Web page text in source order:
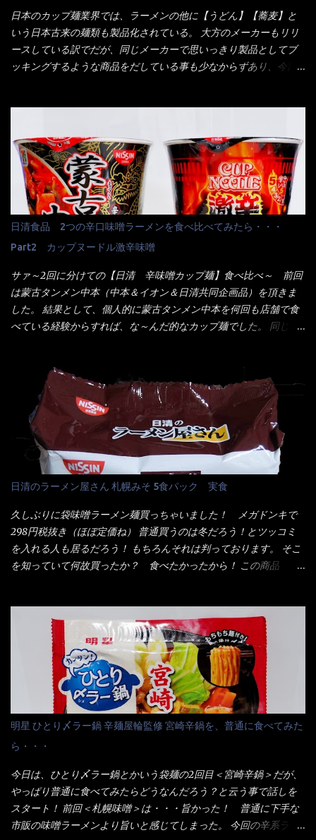
員さんも、アレー？といいながら私が受け付けますので・・・と
消えていった。 タッチパネルのやつ、安いのは嫌うんだな！？こ
のヤロー！ 待つ事暫し・・・10分は越えたと思うけど・・・出て
来ました。 こちらが本日のサラメシ【ホーリーバジル香る、タイ
く行きましたねぇ～ だからタイ料理屋さんには、辛味剤・酢・ナ
いた）が料理に必ず付いてきたものです。 でも流石にファミレ
スでは・・・それは無いね！残念だ～ 今回はすかいらーくグルー
プで、タイ料理をどの様に再現して提供しているか？を見るだけ
だなぁ～ 因みにガパオ＝ホーリーバジルなのです。 肉は通常チ
キンが多く豚や牛もあります。 肉は挽肉みたいなミンチではな
く、粗挽きの肉になるんです。 それに現地バンコクでは、卵は固
焼きが本来です。 今回はほぼ全熟の目玉焼きで、これは日本風
オタイなのと比べれば薄め？ やっぱり調味料の【スパイスガール
ズ】が必要だナァ～ 笑 私は、ブリッキーヌの粉末をよく掛け辛
く...
日本のカップ麺業界では、ラーメンの他に【うどん】【蕎麦】と
いう日本古来の麺類も製品化されている。 大方のメーカーもリリ
ースしている訳でだが、同じメーカーで思いっきり製品としてブ
ッキングするような商品をだしている事も少なからずあり、今回
ている訳で何故に敢えて本商品をリリースするの？ 確かに販売価
格は、緑のたぬきの実売は108円位で、ごつ盛り天ぷらそばは98円
でした。 殆ど変わらないじゃないか！？ そこで何が違うか・・・
メーカーHPから情報を得てみた。 ■原材料 比較（相手に含まれ
て居ない物質を赤色） ☆緑のたぬき 油揚げめん(小麦粉(国内製
造)、そば粉、植物油脂、植物性たん白、食塩、とろろ芋、卵白)、
かやく(小えびてんぷら、 かまぼこ )、添付調味料(砂糖、食塩、し
ょうゆ、魚介エキス、たん白加水分解物、香辛料、ねぎ、香味油
脂)／加工でん粉、調味料(アミノ酸等)、炭酸カルシウム、カラメ
ル色素、リン酸塩(Na)、増粘多糖類、レシチン、酸化防止剤(ビタ
ミンE)、クチナシ色素、ベニコウジ色素、香料、ビタミンB2、ビ
タミンB1、香辛料抽出物、 カロチン色素 、(一部にえび・小麦・
油脂、植物性たん白、食塩、とろろ芋、卵白)、かやく(小えびてん
ぷら)、添付調味料(砂糖、食塩、しょうゆ、魚介エキス、たん白加
水分解物、ねぎ、香辛料、 植物油 、香味油脂)／加工でん粉、調味
料(アミノ酸等)、炭酸カルシウム、カラメル色素、リン酸塩
(Na)、増粘多糖類、レシチン、酸化防止剤(ビタミンE)、クチナシ
色素、香料、ベニコウジ色素、ビタミンB2、ビタミンB1、香辛料
抽出物、(一部にえび・小麦・そば・卵・ さば ・大豆・豚肉・やま
いも・ゼラチンを含む) 材料から見れば、緑のたぬきの方が蒲鉾が
入っている！ あの半円形のヤツね！ それとカロチン色素・・・
さば！？ さばって鯖か？？ サバ読んでないか？？ ■カロリー
比較 緑のたぬき ...
日清食品 2つの辛口味噌ラーメンを食べ比べてみたら・・・
Part2 カップヌードル激辛味噌
サァ～2回に分けての【日清 辛味噌カップ麺】食べ比べ～ 前回
は蒙古タンメン中本（中本＆イオン＆日清共同企画品）を頂きま
した。 結果として、個人的に蒙古タンメン中本を何回も店舗で食
べている経験からすれば、な～んだ的なカップ麺でした。 同じ日
いつきました。 見た目は、炎のシルエットが辛さを醸し出してい
る・・・ でもパッケージに惑わされてはいけない！！ 私はペ
ヤングの【獄激辛焼きそば】を完食した漢だ。 その後の獄激辛カ
レーもな！ 今回、カップヌードル激辛味噌はカップに敢えて辛
さレベルが記載されている。 それはレベル5！ 日清としては最上
位の辛さと云っている訳だ。 昨年モデルも食べてはいるけど、1年
も経つと記憶の彼方に・・・いや歳だから記憶力が、どうのこう
のではない。 記憶に残るだけのインパクトに欠けている商品と
云う事（当時） 開封すると・・・ 小袋なんてありゃしない！ カ
ップヌードルは基本蓋開けて、熱湯を注ぐだけで出来る！それが
デビュー時からの最大のポイント。 だから粉末スープの具も全
部カップの中でカオス状態。 これ特に縦型Bigカップだと、スー
りました～ 熱湯によりカップ内に対流が起こり、表層が泡立っ
ている～ 隣に用意したのが、ホワイトカップ丼型です。 こちら
へ内容物を全て移すのと同時に、スープも満遍なく全体に行き渡
させる。 箸で麺から移動させ、具とスープは最後に移すとこうな
りました。 良い感じではないか！ やはり一部粉末スープが縦型
カップの壁面に残っていたので、ぜーんぶ箸等で落としてホワイ
トカップへ。 まずは麺を見ると、カップヌードルとしては太く平
打ちで縮れてます。 ■蒙古タンメン中本の麺 蒙古タンメンの方
は、やはり太く平打ちですが麺の厚みがあるような・・・ 食感
は、どちらも柔らかいと感じは同じ。 湯に戻りやすい特性が強
いのね。 箸で持ち上げた状態は・・・ ■カップヌードル激辛味噌 ■
蒙古タンメン中本カップ どちらも箸で持ち上げた感じは、重
い！ そう湯を吸って伸びたような麺と云っていいかもしれな
い。 多分麺は、厚みとストレートか...
日清のラーメン屋さん 札幌みそ 5食パック 実食
久しぶりに袋味噌ラーメン麺買っちゃいました！ メガドンキで
298円税抜き（ほぼ定価ね） 普通買うのは冬だろう！とツッコミ
を入れる人も居るだろう！ もちろんそれは判っております。 そこ
を知っていて何故買ったか？ 食べたかったから！ この商品
てみないといけないじゃん！（知るのが遅い） リニューアル前の
は食べた事あるのよ！でもここ数年は、カップ麺の方が話題性も
品揃えも上じゃん！ だって話題性の無いのを食べても・・・しょ
うが無いじゃん！ 日本で話題性が無いのに、外国の人には尚更ね
ぇ～ 袋麺と云えば【サッポロ一番】と云われる程だが、10年位前
に革新的な袋麺が出た！ それは『マルちゃん正麺』と云われる商
品！！ 生麺感覚～と大御所俳優の役所広司を起用したCMで一躍
有名になりTOPに・・・その後ライバルとして日清から【ラ王】
がリリース！つまり今回の【日清のラーメン屋さん】は、袋麺と
しては廉価版のポジション・・・ 事実ラ王は、HPでは別扱い！
本品なんか出前一丁などと一緒くたの扱い。 袋麺はスープは粉末
スープが主流でしょう！？だから味は・・・イマイチ（小生感
覚）と云うのが評価です。 正直現在のインスタント麺では、最先
明星 ひとり〆ラー鍋 辛麺屋輪監修 宮崎辛鍋を、普通に食べてみた
ら・・・
今日は、ひとり〆ラー鍋とかいう袋麺の2回目＜宮崎辛鍋＞だが、
やっぱり普通に食べてみたらどうなんだろう？と云う事で話しを
スタート！ 前回＜札幌味噌＞は・・・旨かった！ 普通に下手な
市販の味噌ラーメンより旨いと感じてしまった。 今回の辛系ラー